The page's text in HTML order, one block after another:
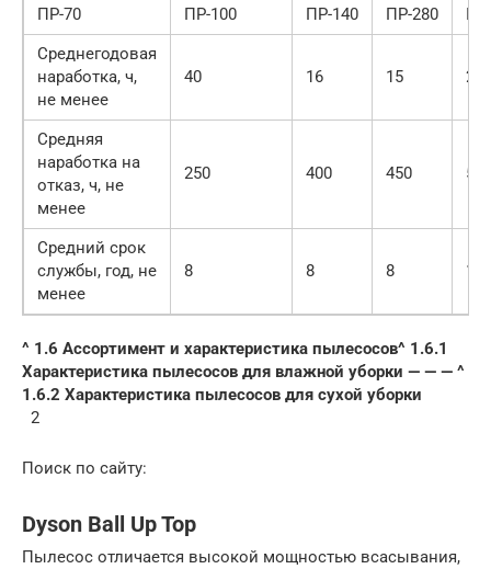
ПР-70
ПР-100 ПР-140 ПР-280
Среднегодовая
наработка, ч,
не менее
40 16 15 22
Средняя
наработка на
отказ, ч, не
менее
250 400 450 500
Средний срок
службы, год, не
менее
8 8 8 12
^ 1.6 Ассортимент и характеристика пылесосов^ 1.6.1
Характеристика пылесосов для влажной уборки — — — ^
1.6.2 Характеристика пылесосов для сухой уборки
2
Поиск по сайту:
Dyson Ball Up Top
Пылесос отличается высокой мощностью всасывания,